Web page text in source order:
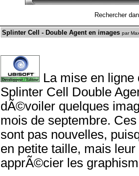
Rechercher
Splinter Cell - Double Agent en images par
La mise en
Splinter Cell Double
dÃ©voiler quelques
mois de septembre.
sont pas nouvelles,
en petite taille, mais
apprÃ©cier les